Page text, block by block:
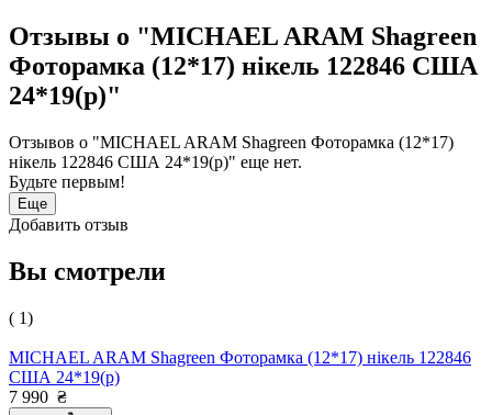
Отзывы о "MICHAEL ARAM Shagreen
Фоторамка (12*17) нікель 122846 США
24*19(р)"
Отзывов о "MICHAEL ARAM Shagreen Фоторамка (12*17)
нікель 122846 США 24*19(р)" еще нет.
Будьте первым!
Еще
Добавить отзыв
Вы смотрели
( 1)
MICHAEL ARAM Shagreen Фоторамка (12*17) нікель 122846
США 24*19(р)
7 990 ₴